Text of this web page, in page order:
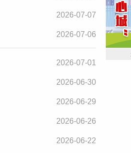
2026-07-07
2026-07-06
2026-07-01
2026-06-30
2026-06-29
2026-06-26
2026-06-22